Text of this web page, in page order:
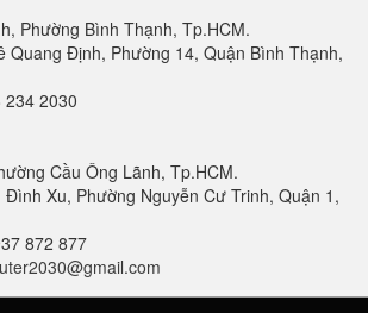
Phường Bình Thạnh, Tp.HCM.
Quang Định, Phường 14, Quận Bình Thạnh,
2030
Cầu Ông Lãnh, Tp.HCM.
Xu, Phường Nguyễn Cư Trinh, Quận 1,
872 877